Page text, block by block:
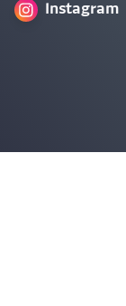
Instagram